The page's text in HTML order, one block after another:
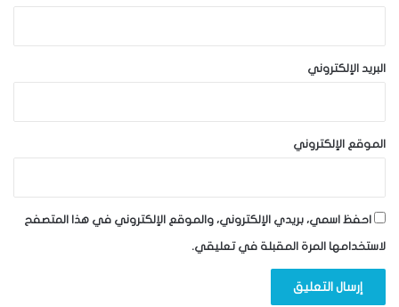
البريد الإلكتروني
الموقع الإلكتروني
احفظ اسمي، بريدي الإلكتروني، والموقع الإلكتروني في هذا المتصفح
لاستخدامها المرة المقبلة في تعليقي.